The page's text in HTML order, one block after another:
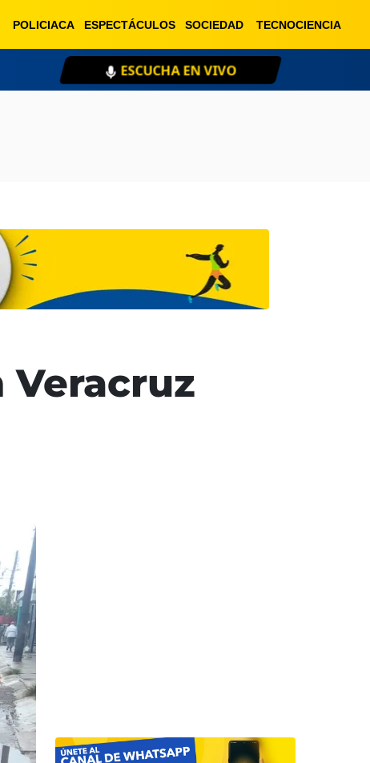
POLICIACA ESPECTÁCULOS SOCIEDAD TECNOCIENCIA
ESCUCHA EN VIVO
Veracruz